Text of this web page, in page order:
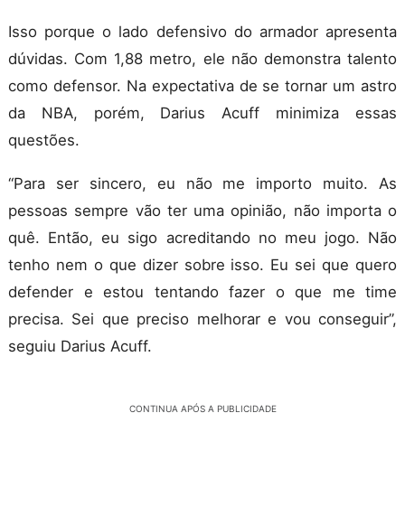
Isso porque o lado defensivo do armador apresenta
dúvidas. Com 1,88 metro, ele não demonstra talento
como defensor. Na expectativa de se tornar um astro
da NBA, porém, Darius Acuff minimiza essas
questões.
“Para ser sincero, eu não me importo muito. As
pessoas sempre vão ter uma opinião, não importa o
quê. Então, eu sigo acreditando no meu jogo. Não
tenho nem o que dizer sobre isso. Eu sei que quero
defender e estou tentando fazer o que me time
precisa. Sei que preciso melhorar e vou conseguir”,
seguiu Darius Acuff.
CONTINUA APÓS A PUBLICIDADE